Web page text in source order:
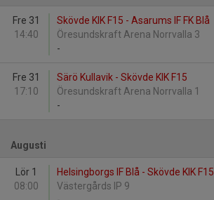
Fre 31
14:40
Skövde KIK F15 - Asarums IF FK Blå
Öresundskraft Arena Norrvalla 3
-
Fre 31
17:10
Särö Kullavik - Skövde KIK F15
Öresundskraft Arena Norrvalla 1
-
Augusti
Lör 1
08:00
Helsingborgs IF Blå - Skövde KIK F15
Västergårds IP 9